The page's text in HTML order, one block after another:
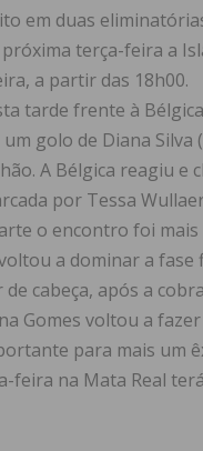
em duas
terça-feira a
a partir das 18h00.
tarde frente à
golo de Diana
A Bélgica reagiu
por Tessa
o encontro foi
a dominar a fase
de cabeça, após a
Gomes voltou a
para mais um
feira na Mata Real